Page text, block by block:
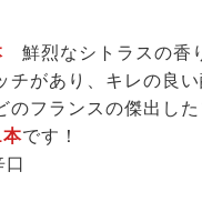
鮮烈なシトラスの香
チがあり、キレの良い
フランスの傑出し
本です！